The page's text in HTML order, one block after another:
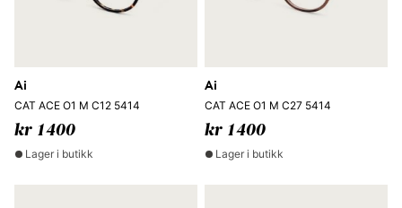
Ai
CAT ACE O1 M C12 5414
kr 1400
Lager i butikk
Ai
CAT ACE O1 M C27 5414
kr 1400
Lager i butikk